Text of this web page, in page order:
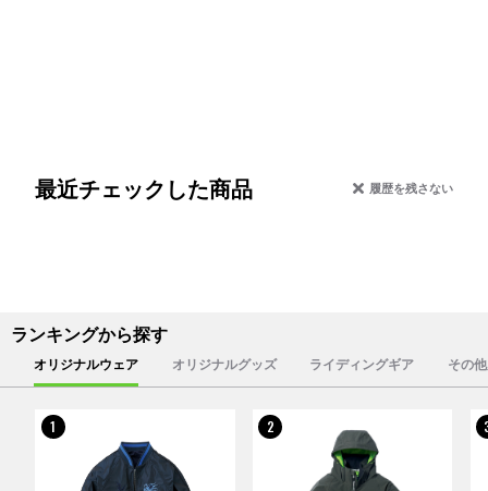
最近チェックした商品 履歴を残さない
ランキングから探す
オリジナルウェア オリジナルグッズ ライディングギア その
1 2